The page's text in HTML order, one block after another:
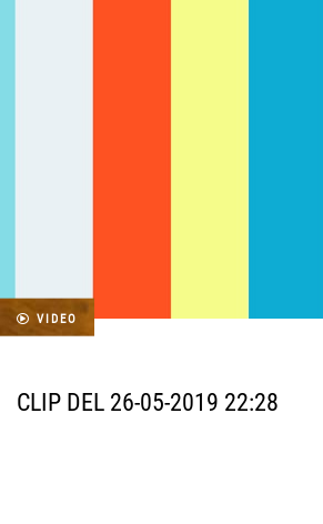
VIDEO
CLIP DEL 26-05-2019 22:28